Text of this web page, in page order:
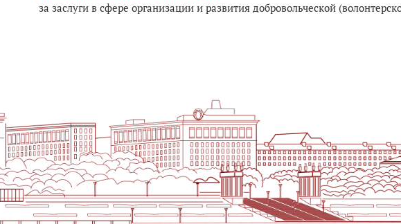
за заслуги в сфере организации и развития добровольческой